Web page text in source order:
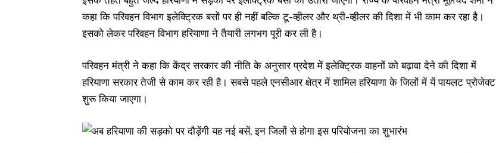
कहा कि परिवहन विभाग इलेक्ट्रिक बसों पर ही नहीं बल्कि टू-व्हीलर और थ्री-व्हीलर की दिशा में भी काम कर रहा है।
इसको लेकर परिवहन विभाग हरियाणा ने तैयारी लगभग पूरी कर ली है।
परिवहन मंत्री ने कहा कि केंद्र सरकार की नीति के अनुसार प्रदेश में इलेक्ट्रिक वाहनों को बढ़ावा देने की दिशा में
हरियाणा सरकार तेजी से काम कर रही है। सबसे पहले एनसीआर क्षेत्र में शामिल हरियाणा के जिलों में यें पायलट प्रोजेक्ट
शुरू किया जाएगा।